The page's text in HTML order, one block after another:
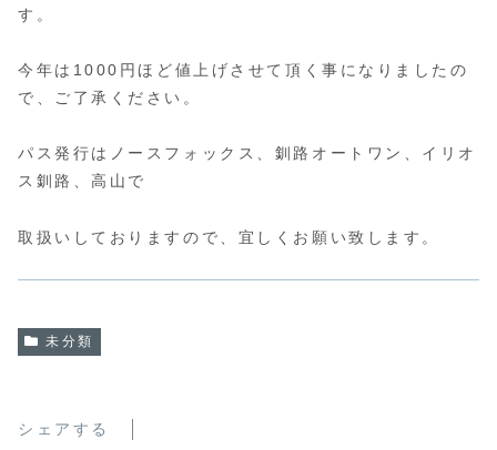
す。
今年は1000円ほど値上げさせて頂く事になりましたの
で、ご了承ください。
パス発行はノースフォックス、釧路オートワン、イリオ
ス釧路、高山で
取扱いしておりますので、宜しくお願い致します。
未分類
シェアする